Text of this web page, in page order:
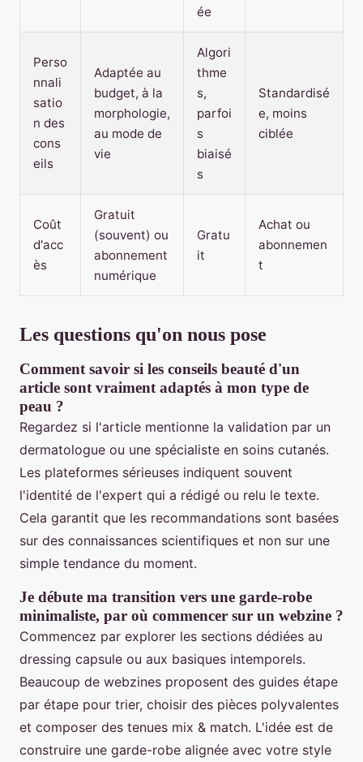
ée
Perso
nnali
satio
n des
cons
eils
Adaptée au
budget, à la
morphologie,
au mode de
vie
Algori
thme
s,
parfoi
s
biaisé
s
Standardisé
e, moins
ciblée
Coût
d'acc
ès
Gratuit
(souvent) ou
abonnement
numérique
Gratu
it
Achat ou
abonnemen
t
Les questions qu'on nous pose
Comment savoir si les conseils beauté d'un
article sont vraiment adaptés à mon type de
peau ?
Regardez si l'article mentionne la validation par un
dermatologue ou une spécialiste en soins cutanés.
Les plateformes sérieuses indiquent souvent
l'identité de l'expert qui a rédigé ou relu le texte.
Cela garantit que les recommandations sont basées
sur des connaissances scientifiques et non sur une
simple tendance du moment.
Je débute ma transition vers une garde-robe
minimaliste, par où commencer sur un webzine ?
Commencez par explorer les sections dédiées au
dressing capsule ou aux basiques intemporels.
Beaucoup de webzines proposent des guides étape
par étape pour trier, choisir des pièces polyvalentes
et composer des tenues mix & match. L'idée est de
construire une garde-robe alignée avec votre style